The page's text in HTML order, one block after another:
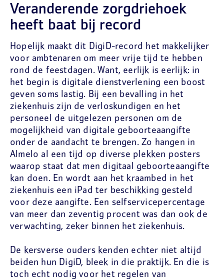
Veranderende zorgdriehoek
heeft baat bij record
Hopelijk maakt dit DigiD-record het makkelijker
voor ambtenaren om meer vrije tijd te hebben
rond de feestdagen. Want, eerlijk is eerlijk: in
het begin is digitale dienstverlening een boost
geven soms lastig. Bij een bevalling in het
ziekenhuis zijn de verloskundigen en het
personeel de uitgelezen personen om de
mogelijkheid van digitale geboorteaangifte
onder de aandacht te brengen. Zo hangen in
Almelo al een tijd op diverse plekken posters
waarop staat dat men digitaal geboorteaangifte
kan doen. En wordt aan het kraambed in het
ziekenhuis een iPad ter beschikking gesteld
voor deze aangifte. Een selfservicepercentage
van meer dan zeventig procent was dan ook de
verwachting, zeker binnen het ziekenhuis.
De kersverse ouders kenden echter niet altijd
beiden hun DigiD, bleek in die praktijk. En die is
toch echt nodig voor het regelen van